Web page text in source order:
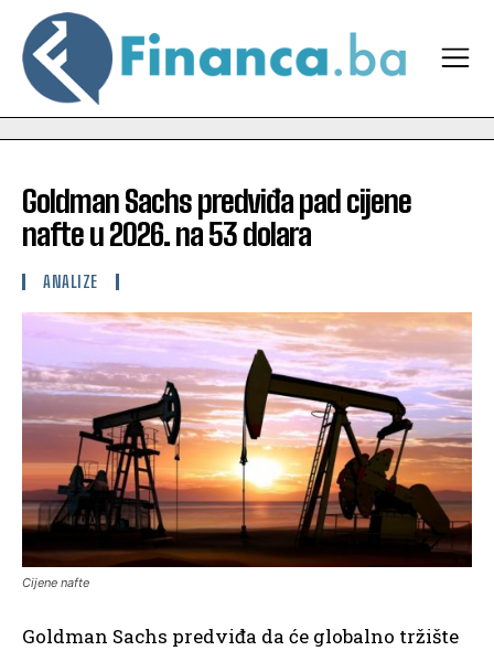
Goldman Sachs predviđa pad cijene
nafte u 2026. na 53 dolara
ANALIZE
Cijene nafte
Goldman Sachs predviđa da će globalno tržište